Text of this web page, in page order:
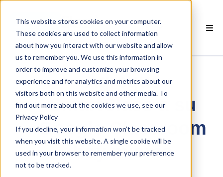
This website stores cookies on your computer.
These cookies are used to collect information
about how you interact with our website and allow
us to remember you. We use this information in
order to improve and customize your browsing
experience and for analytics and metrics about our
visitors both on this website and other media. To
find out more about the cookies we use, see our
Privacy Policy
If you decline, your information won’t be tracked
when you visit this website. A single cookie will be
used in your browser to remember your preference
not to be tracked.
ES
SMARTCLASS
QUÉ SMARTCLASS?Agregue
SmartClass a su
Google Classroom
hoy mismo